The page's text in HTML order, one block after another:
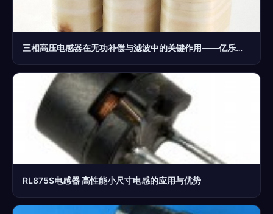
三相高压电感器在无功补偿与滤波中的关键作用——亿乐隆电器的专业解决方案
RL875S电感器 高性能小尺寸电感的应用与优势